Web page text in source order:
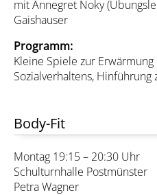
mit Annegret Noky
Gaishauser
Programm:
Kleine Spiele zur
Sozialverhaltens,
Body-Fit
Montag 19:15 – 20:30 Uhr
Schulturnhalle Postmünster
Petra Wagner